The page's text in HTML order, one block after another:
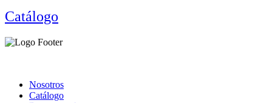
Catálogo
Nosotros
Catálogo